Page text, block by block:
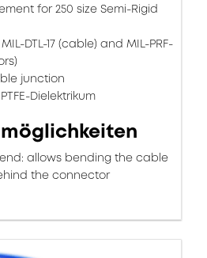
for 250 size Semi-Rigid
DTL-17 (cable) and MIL-PRF-
junction
Dielektrikum
allows bending the cable
the connector